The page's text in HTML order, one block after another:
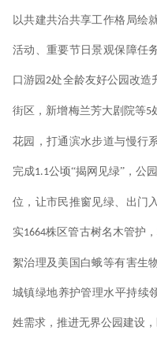
以共建共治共享工作格局绘
活动、重要节日景观保障任
口游园 2处全龄友好公园改造
街区，新增梅兰芳大剧院等5
花园，打通滨水步道与慢行
完成1.1公顷“揭网见绿”，公
位，让市民推窗见绿、出门
实1664株区管古树名木管护
絮治理及美国白蛾等有害生
城镇绿地养护管理水平持续
姓需求，推进无界公园建设